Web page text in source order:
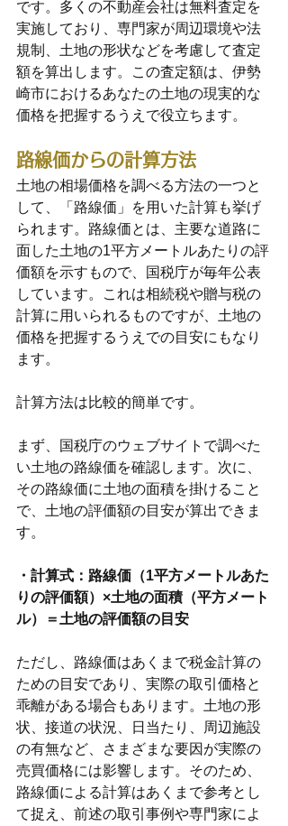
です。多くの不動産会社は無料査定を
実施しており、専門家が周辺環境や法
規制、土地の形状などを考慮して査定
額を算出します。この査定額は、伊勢
崎市におけるあなたの土地の現実的な
価格を把握するうえで役立ちます。
路線価からの計算方法
土地の相場価格を調べる方法の一つと
して、「路線価」を用いた計算も挙げ
られます。路線価とは、主要な道路に
面した土地の1平方メートルあたりの評
価額を示すもので、国税庁が毎年公表
しています。これは相続税や贈与税の
計算に用いられるものですが、土地の
価格を把握するうえでの目安にもなり
ます。
計算方法は比較的簡単です。
まず、国税庁のウェブサイトで調べた
い土地の路線価を確認します。次に、
その路線価に土地の面積を掛けること
で、土地の評価額の目安が算出できま
す。
・計算式：路線価（1平方メートルあた
りの評価額）×土地の面積（平方メート
ル）＝土地の評価額の目安
ただし、路線価はあくまで税金計算の
ための目安であり、実際の取引価格と
乖離がある場合もあります。土地の形
状、接道の状況、日当たり、周辺施設
の有無など、さまざまな要因が実際の
売買価格には影響します。そのため、
路線価による計算はあくまで参考とし
て捉え、前述の取引事例や専門家によ